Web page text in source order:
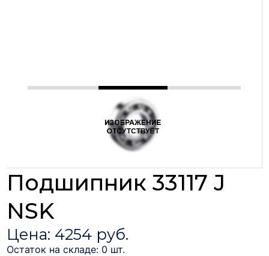
Подшипник 33117 J
NSK
Цена: 4254 руб.
Остаток на складе: 0 шт.